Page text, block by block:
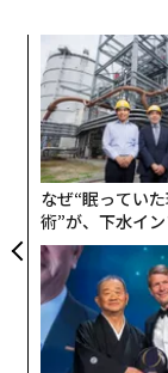
なぜ“眠ってい
術”が、下水イ
たのか──産総
アクアソリュー